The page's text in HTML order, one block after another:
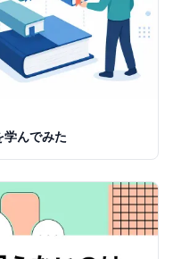
んでみた